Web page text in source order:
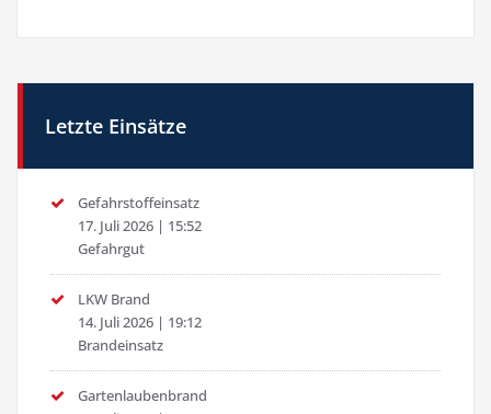
Letzte Einsätze
Gefahrstoffeinsatz
17. Juli 2026 | 15:52
Gefahrgut
LKW Brand
14. Juli 2026 | 19:12
Brandeinsatz
Gartenlaubenbrand